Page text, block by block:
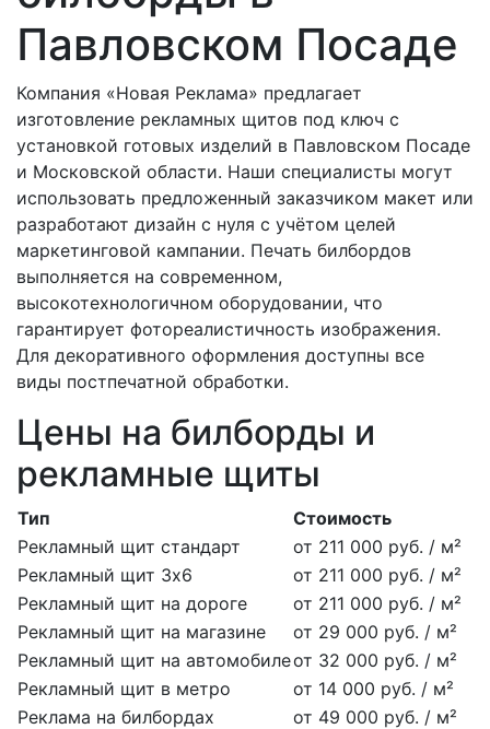
Павловском Посаде
Компания «Новая Реклама» предлагает
изготовление рекламных щитов под ключ с
установкой готовых изделий в Павловском Посаде
и Московской области. Наши специалисты могут
использовать предложенный заказчиком макет или
разработают дизайн с нуля с учётом целей
маркетинговой кампании. Печать билбордов
выполняется на современном,
высокотехнологичном оборудовании, что
гарантирует фотореалистичность изображения.
Для декоративного оформления доступны все
виды постпечатной обработки.
Цены на билборды и
рекламные щиты
Тип
Стоимость
Рекламный щит стандарт
от 211 000 руб. / м²
Рекламный щит 3х6
от 211 000 руб. / м²
Рекламный щит на дороге
от 211 000 руб. / м²
Рекламный щит на магазине
от 29 000 руб. / м²
Рекламный щит на автомобилеот 32 000 руб. / м²
Рекламный щит в метро
от 14 000 руб. / м²
Реклама на билбордах
от 49 000 руб. / м²